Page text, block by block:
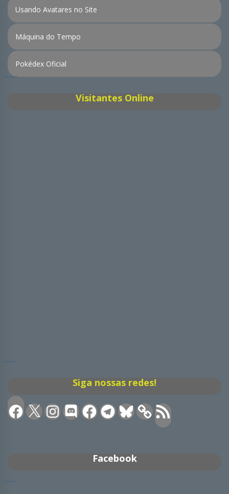
Usando Avatares no Site
Máquina do Tempo
Pokédex Oficial
Visitantes Online
Siga nossas redes!
Facebook
X Instagram
DiscordFacebookTelegramBluesky Feed
RSS
Facebook